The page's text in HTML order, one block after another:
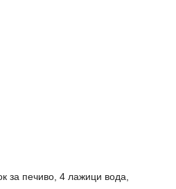
за печиво, 4 лажици вода,